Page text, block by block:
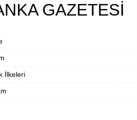
GAZETESİ
İlkeleri